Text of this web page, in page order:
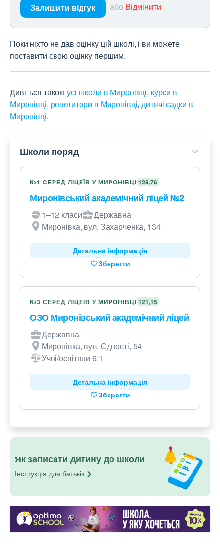
Залишити відгук або Відмінити
Поки ніхто не дав оцінку цій школі, і ви можете
поставити свою оцінку першим.
Дивіться такожусі школи в Миронівці, курси в
Миронівці, репетитори в Миронівці, дитячі садки в
Миронівці.
Школи поряд
№1 СЕРЕД ЛІЦЕЇВ У МИРОНІВЦІ 128,76
Миронівський академічний ліцей №2
1–12 класи
Державна
Миронівка, вул. Захарченка, 134
Детальна інформація
Зберегти
№3 СЕРЕД ЛІЦЕЇВ У МИРОНІВЦІ 121,15
ОЗО Миронівський академічний ліцей
Державна
Миронівка, вул. Єдності, 54
Учні/освітяни 6:1
Детальна інформація
Зберегти
Як записати дитину до школи
Інструкція для батьків